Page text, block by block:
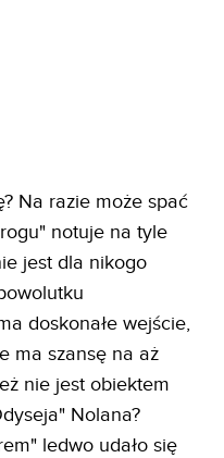
Na razie może spać
notuje na tyle
jest dla nikogo
doskonałe wejście,
ma szansę na aż
nie jest obiektem
Nolana?
ledwo udało się